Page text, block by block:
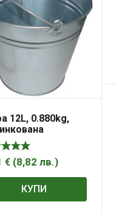
12L, 0.880kg,
€ (8,82 лв.)
КУПИ